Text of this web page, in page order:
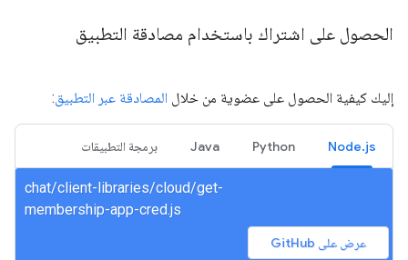
الحصول على اشتراك باستخدام مصادقة التطبيق
إليك كيفية الحصول على عضوية من خلال المصادقة عبر التطبيق:
Node.js
Python
Java برمجة التطبيقات
chat/client-libraries/cloud/get-
membership-app-cred.js
عرض على GitHub